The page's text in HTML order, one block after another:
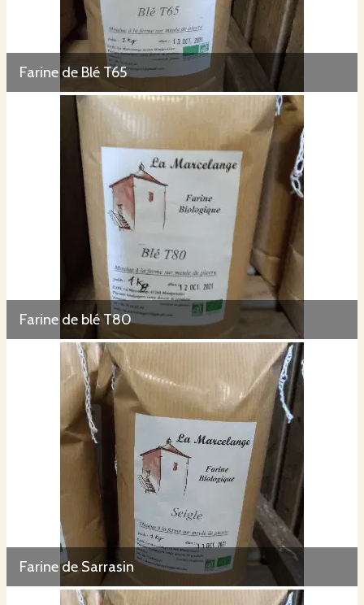
Farine de Blé T65
Farine de blé T80
Farine de Sarrasin